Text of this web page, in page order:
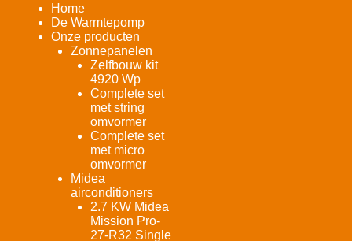
Home
De Warmtepomp
Onze producten
Zonnepanelen
Zelfbouw kit
4920 Wp
Complete set
met string
omvormer
Complete set
met micro
omvormer
Midea
airconditioners
2.7 KW Midea
Mission Pro-
27-R32 Single